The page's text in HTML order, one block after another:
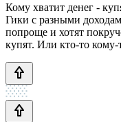
Кому хватит денег -
Гики с разными
попроще и хотят
купят. Или кто-то